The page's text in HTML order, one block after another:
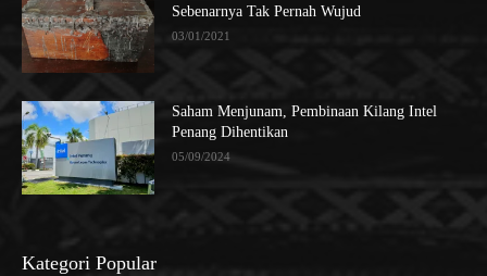
Sebenarnya Tak Pernah Wujud
03/01/2021
Saham Menjunam, Pembinaan Kilang Intel
Penang Dihentikan
05/09/2024
Kategori Popular